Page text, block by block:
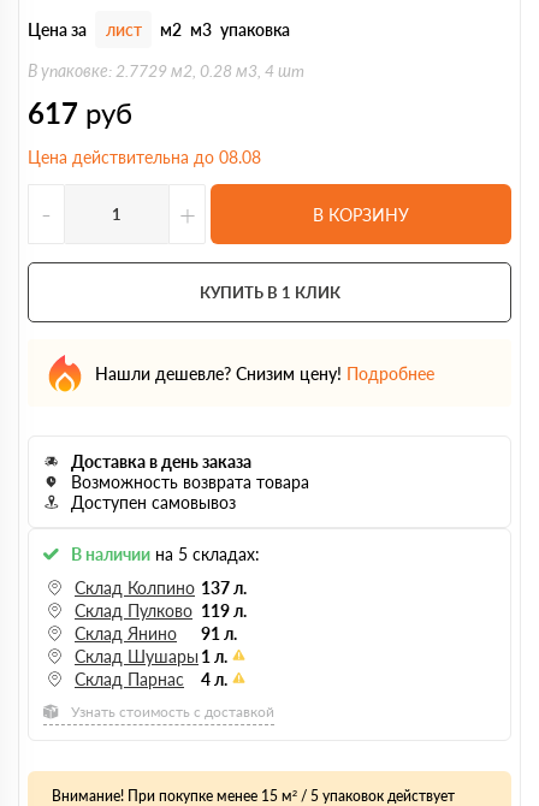
Цена за лист м2 м3 упаковка
В упаковке: 2.7729 м2, 0.28 м3, 4 шт
617 руб
Цена действительна до 08.08
- + В КОРЗИНУ
КУПИТЬ В 1 КЛИК
Нашли дешевле? Снизим цену! Подробнее
Доставка в день заказа
Возможность возврата товара
Доступен самовывоз
В наличии на 5 складах:
Склад Колпино 137 л.
Склад Пулково 119 л.
Склад Янино
91 л.
Склад Шушары 1 л.
Склад Парнас
4 л.
Узнать стоимость с доставкой
Внимание! При покупке менее 15 м² / 5 упаковок действует